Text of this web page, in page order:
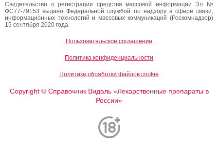
Свидетельство о регистрации средства массовой информации Эл №
ФС77-79153 выдано Федеральной службой по надзору в сфере связи,
информационных технологий и массовых коммуникаций (Роскомнадзор)
15 сентября 2020 года.
Пользовательское соглашение
Политика конфиденциальности
Политика обработки файлов cookie
Copyright ©Справочник Видаль «Лекарственные препараты в
России»